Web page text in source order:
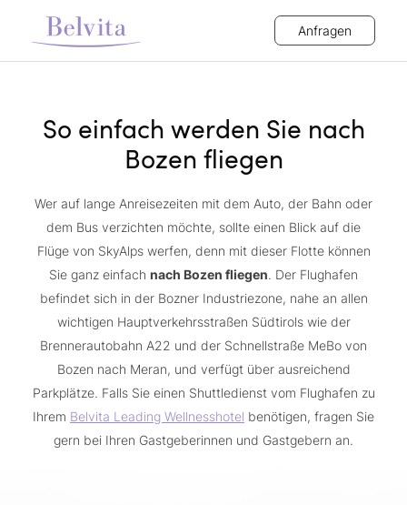
Anfragen
So einfach werden Sie nach
Bozen fliegen
Wer auf lange Anreisezeiten mit dem Auto, der Bahn oder
dem Bus verzichten möchte, sollte einen Blick auf die
Flüge von SkyAlps werfen, denn mit dieser Flotte können
Sie ganz einfach nach Bozen fliegen. Der Flughafen
befindet sich in der Bozner Industriezone, nahe an allen
wichtigen Hauptverkehrsstraßen Südtirols wie der
Brennerautobahn A22 und der Schnellstraße MeBo von
Bozen nach Meran, und verfügt über ausreichend
Parkplätze. Falls Sie einen Shuttledienst vom Flughafen zu
Ihrem Belvita Leading Wellnesshotel benötigen, fragen Sie
gern bei Ihren Gastgeberinnen und Gastgebern an.